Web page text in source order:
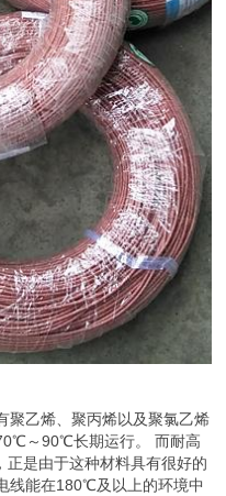
聚乙烯、聚丙烯以及聚氯乙烯
～90℃长期运行。 而耐高
正是由于这种材料具有很好的
线能在180℃及以上的环境中